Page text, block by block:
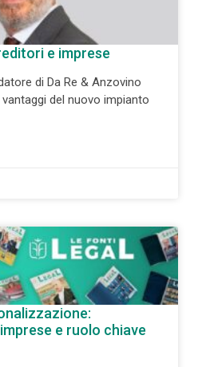
e imprese
di Da Re & Anzovino
del nuovo impianto
e ruolo chiave